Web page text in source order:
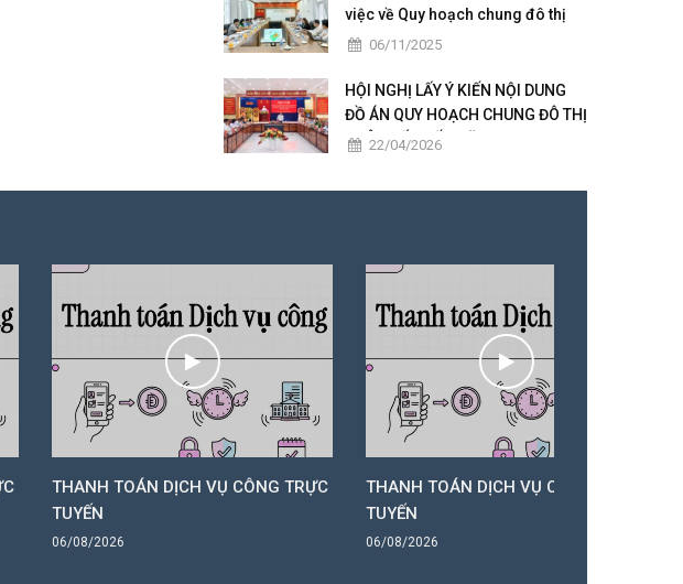
việc về Quy hoạch chung đô thị
Châu Đốc – Vĩnh Tế giai đoạn
06/11/2025
HỘI NGHỊ LẤY Ý KIẾN NỘI DUNG
ĐỒ ÁN QUY HOẠCH CHUNG ĐÔ THỊ
CHÂU ĐỐC ĐẾN NĂM 2050
22/04/2026
TOÁN DỊCH VỤ CÔNG TRỰC
THANH TOÁN DỊCH VỤ CÔNG TRỰC